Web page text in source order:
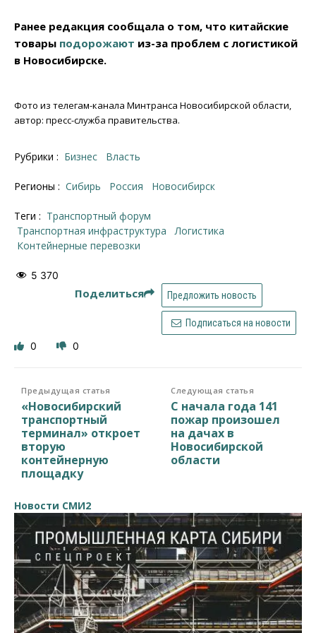
Ранее редакция сообщала о том, что китайские
товары подорожают из-за проблем с логистикой
в Новосибирске.
Фото из телегам-канала Минтранса Новосибирской области,
автор: пресс-служба правительства.
Рубрики : Бизнес Власть
Регионы : Сибирь Россия Новосибирск
Теги :
транспортный форум
Транспортная инфраструктура
логистика
контейнерные перевозки
5 370
Поделиться Предложить новость
Подписаться на новости
0 0
Предыдущая статья
«Новосибирский
транспортный
терминал» откроет
вторую
контейнерную
площадку
Следующая статья
С начала года 141
пожар произошел
на дачах в
Новосибирской
области
Новости СМИ2